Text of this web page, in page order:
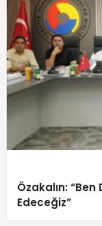
Özakalın:
Edeceğiz”